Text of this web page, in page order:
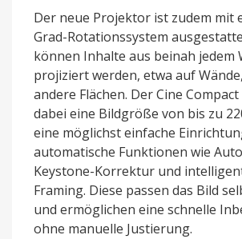
Der neue Projektor ist zudem mit
Grad-Rotationssystem
können Inhalte aus beinah jedem
projiziert werden, etwa auf
andere Flächen. Der Cine
dabei eine Bildgröße von bis zu
eine möglichst einfache
automatische Funktionen wie
Keystone-Korrektur und
Framing. Diese passen das Bild
und ermöglichen eine schnelle
ohne manuelle Justierung.